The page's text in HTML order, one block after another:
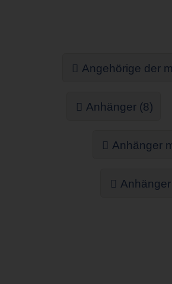
Angehörige der
Anhänger (8)
Anhänger